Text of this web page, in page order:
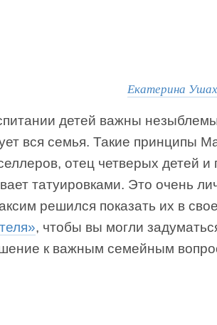
Екатерина
детей важны
вся семья. Такие принципы
отец четверых детей и
татуировками. Это очень
решился показать их в
, чтобы вы могли
к важным семейным